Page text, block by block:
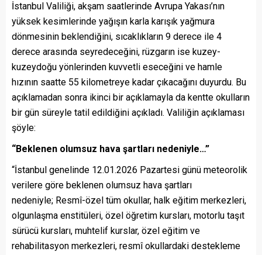
İstanbul Valiliği, akşam saatlerinde Avrupa Yakası’nın
yüksek kesimlerinde yağışın karla karışık yağmura
dönmesinin beklendiğini, sıcaklıkların 9 derece ile 4
derece arasında seyredeceğini, rüzgarın ise kuzey-
kuzeydoğu yönlerinden kuvvetli eseceğini ve hamle
hızının saatte 55 kilometreye kadar çıkacağını duyurdu. Bu
açıklamadan sonra ikinci bir açıklamayla da kentte okulların
bir gün süreyle tatil edildiğini açıkladı. Valiliğin açıklaması
şöyle:
“Beklenen olumsuz hava şartları nedeniyle…”
“İstanbul genelinde 12.01.2026 Pazartesi günü meteorolik
verilere göre beklenen olumsuz hava şartları
nedeniyle; Resmî-özel tüm okullar, halk eğitim merkezleri,
olgunlaşma enstitüleri, özel öğretim kursları, motorlu taşıt
sürücü kursları, muhtelif kurslar, özel eğitim ve
rehabilitasyon merkezleri, resmî okullardaki destekleme